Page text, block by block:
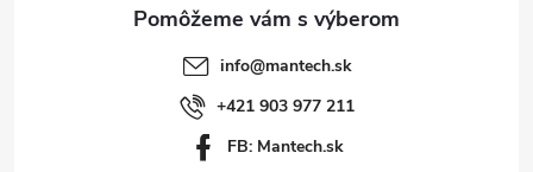
info@mantech.sk
+421 903 977 211
FB: Mantech.sk